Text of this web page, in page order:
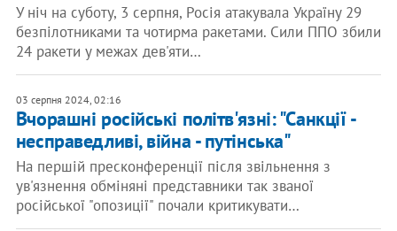
У ніч на суботу, 3 серпня, Росія атакувала Україну 29
безпілотниками та чотирма ракетами. Сили ППО збили
24 ракети у межах дев'яти…
03 серпня 2024, 02:16
Вчорашні російські політв'язні: "Санкції -
несправедливі, війна - путінська"
На першій пресконференції після звільнення з
ув'язнення обміняні представники так званої
російської "опозиції" почали критикувати…